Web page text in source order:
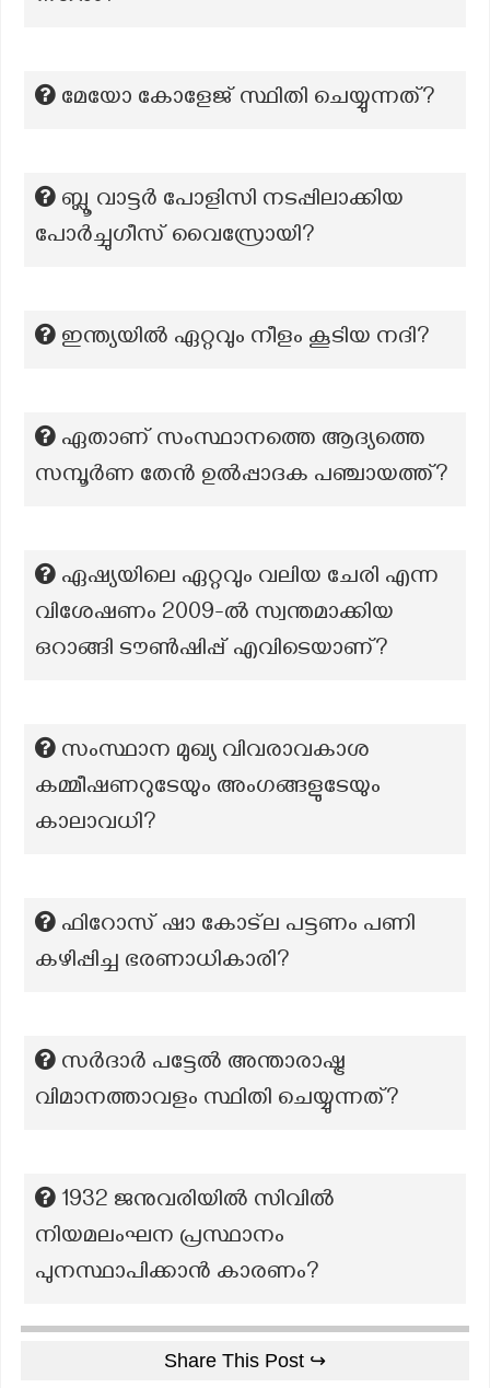
മേയോ കോളേജ്‌ സ്ഥിതി ചെയ്യുന്നത്?
ബ്ലൂ വാട്ടർ പോളിസി നടപ്പിലാക്കിയ
പോർച്ചുഗീസ് വൈസ്രോയി?
ഇന്ത്യയിൽ ഏറ്റവും നീളം കൂടിയ നദി?
ഏതാണ് സംസ്ഥാനത്തെ ആദ്യത്തെ
സമ്പൂർണ തേൻ ഉൽപ്പാദക പഞ്ചായത്ത്?
ഏഷ്യയിലെ ഏറ്റവും വലിയ ചേരി എന്ന
വിശേഷണം 2009-ൽ സ്വന്തമാക്കിയ
ഒറാങ്ങി ടൗൺഷിപ്പ് എവിടെയാണ്?
സംസ്ഥാന മുഖ്യ വിവരാവകാശ
കമ്മീഷണറുടേയും അംഗങ്ങളുടേയും
കാലാവധി?
ഫിറോസ് ഷാ കോട്ല പട്ടണം പണി
കഴിപ്പിച്ച ഭരണാധികാരി?
സർദാർ പട്ടേൽ അന്താരാഷ്ട്ര
വിമാനത്താവളം സ്ഥിതി ചെയ്യുന്നത്?
1932 ജനുവരിയിൽ സിവിൽ
നിയമലംഘന പ്രസ്ഥാനം
പുനസ്ഥാപിക്കാൻ കാരണം?
Share This Post ↪